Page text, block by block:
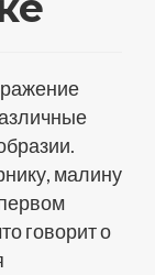
малину
говорит о